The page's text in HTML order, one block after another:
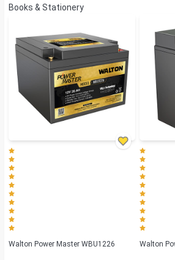
Books & Stationery
Walton Power Master WBU1226 Walton